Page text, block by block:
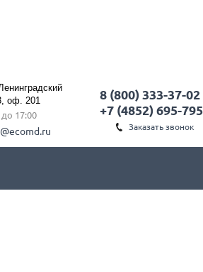
8 (800) 333-37-02
+7 (4852) 695-795
Заказать звонок
оф. 201
до 17:00